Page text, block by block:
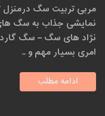
مربی تربیت سگ
نمایشی جذاب به سگ
نژاد های سگ – سگ
امری بسیار مهم و ..
ادامه مطلب